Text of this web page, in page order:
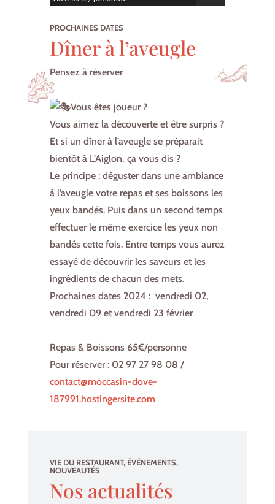
PROCHAINES DATES
Dîner à l’aveugle
Pensez à réserver
Vous êtes joueur ?
Vous aimez la découverte et être surpris ?
Et si un dîner à l’aveugle se préparait
bientôt à L’Aiglon, ça vous dis ?
Le principe : déguster dans une ambiance
à l’aveugle votre repas et ses boissons les
yeux bandés. Puis dans un second temps
effectuer le même exercice les yeux non
bandés cette fois. Entre temps vous aurez
essayé de découvrir les saveurs et les
ingrédients de chacun des mets.
Prochaines dates 2024 : vendredi 02,
vendredi 09 et vendredi 23 février
Repas & Boissons 65€/personne
Pour réserver : 02 97 27 98 08 /
contact@moccasin-dove-
187991.hostingersite.com
VIE DU RESTAURANT, ÉVÉNEMENTS,
NOUVEAUTÉS
Nos actualités